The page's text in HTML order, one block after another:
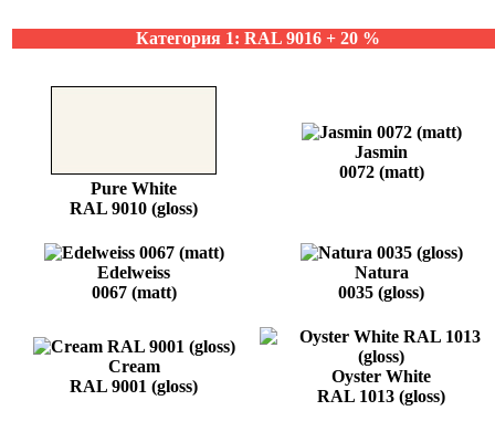
Категория 1: RAL 9016 + 20 %
Pure White
RAL 9010 (gloss)
Jasmin
0072 (matt)
Edelweiss
0067 (matt)
Natura
0035 (gloss)
Cream
RAL 9001 (gloss)
Oyster White
RAL 1013 (gloss)